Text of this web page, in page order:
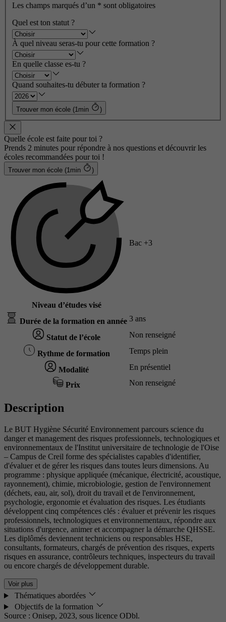
Les champs marqués d’un * sont obligatoires
Quel est ton statut ?
À quel niveau seras-tu pour cette formation ?
En quelle classe es-tu ?
Quand souhaites-tu débuter ta formation ?
Trouver mon école (1min )
Quelle école est faite pour toi ?
Prends 2 minutes pour répondre à nos questions et découvrir les
écoles recommandées pour toi !
Trouver mon école (1min )
Niveau d’études visé
Bac +3
Durée de la formation en année 3 ans
Statut de l’école Non renseigné
Rythme de formation Temps plein
Modalité En présentiel
Prix Non renseigné
Description
Le BUT Hygiène Sécurité Environnement parcours science du
danger et management des risques professionnels, technologiques et
environnementaux de l'Institut universitaire de technologie de l'Oise
– Campus de Creil forme des spécialistes capables d'identifier,
d'évaluer et de gérer les risques dans toutes leurs dimensions. Au
programme : physique appliquée (mécanique, électricité, acoustique,
rayonnement), chimie, microbiologie, gestion de l'environnement
(déchets, eau, air, sol), droit du travail et de l'environnement,
psychologie, ergonomie et évaluation des risques. Les étudiants
développent cinq compétences clés : évaluer et prévenir les risques
professionnels, technologiques et environnementaux, répondre aux
situations d'urgence, animer et accompagner la démarche QHSSE.
Les diplômés deviennent techniciens ou responsables HSE,
consultants, formateurs, chargés de prévention des risques, experts
risques en assurance, contrôleurs techniques, inspecteurs du travail
ou encore chargés de développement durable.
Voir plus
Thématiques abordées
Objectifs de la formation
Source : Onisep, 2023, sous licence ODbl.